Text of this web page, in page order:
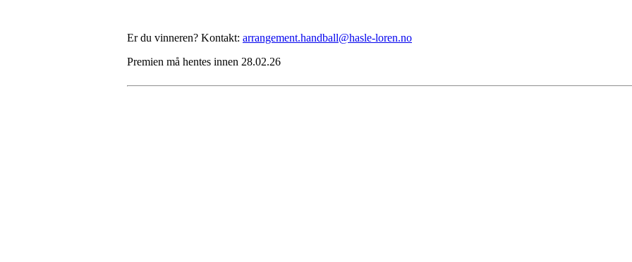
Er du vinneren? Kontakt: arrangement.handball@hasle-loren.no
Premien må hentes innen 28.02.26